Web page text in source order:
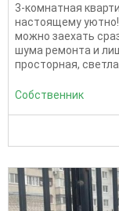
3-комнатная
настоящему
можно заехать
шума ремонта и
просторная,
Собственник